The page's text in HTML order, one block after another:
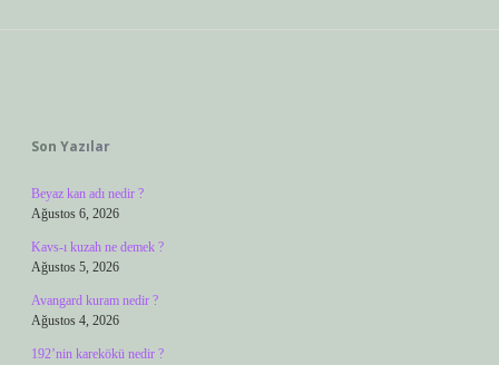
Son Yazılar
Beyaz kan adı nedir ?
Ağustos 6, 2026
Kavs-ı kuzah ne demek ?
Ağustos 5, 2026
Avangard kuram nedir ?
Ağustos 4, 2026
192’nin karekökü nedir ?